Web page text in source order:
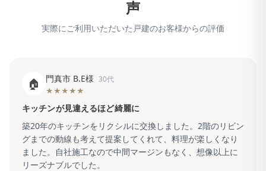
声
実際にご利用いただいた戸建のお客様からの評価
🏠 門真市 B.E様 30代
★★★★★
キッチンが見違えるほど綺麗に
築20年のキッチンをリクシルに交換しました。2階のリビン
グまでの動線も考えて提案してくれて、料理が楽しくなり
ました。自社施工なので中間マージンもなく、想像以上に
リーズナブルでした。